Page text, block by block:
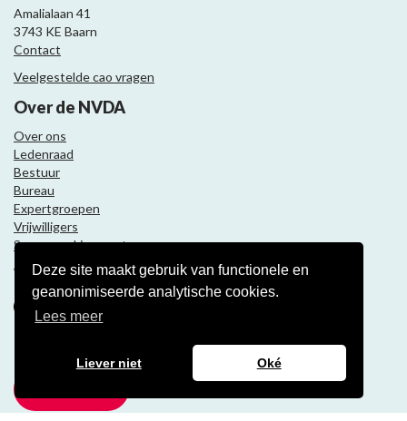
Deze site maakt gebruik van functionele en
geanonimiseerde analytische cookies.
Lees meer
Liever niet Oké
Amalialaan 41
3743 KE Baarn
Contact
Veelgestelde cao vragen
Over de NVDA
Over ons
Ledenraad
Bestuur
Bureau
Expertgroepen
Vrijwilligers
Samenwerkingspartners
Volg ons